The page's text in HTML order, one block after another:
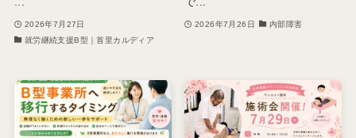
2026年7月27日
就労継続支援B型｜首里カルディア
2026年7月26日 内部障害